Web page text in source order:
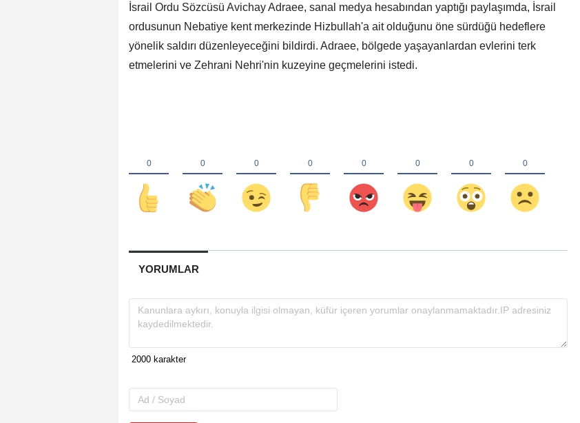
İsrail Ordu Sözcüsü Avichay Adraee, sanal medya hesabından yaptığı paylaşımda, İsrail
ordusunun Nebatiye kent merkezinde Hizbullah'a ait olduğunu öne sürdüğü hedeflere
yönelik saldırı düzenleyeceğini bildirdi. Adraee, bölgede yaşayanlardan evlerini terk
etmelerini ve Zehrani Nehri'nin kuzeyine geçmelerini istedi.
YORUMLAR